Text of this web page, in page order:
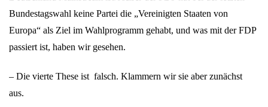
Bundestagswahl keine Partei die „Vereinigten Staaten von
Europa“ als Ziel im Wahlprogramm gehabt, und was mit der FDP
passiert ist, haben wir gesehen.
– Die vierte These ist falsch. Klammern wir sie aber zunächst
aus.